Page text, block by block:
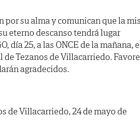
por su alma y comunican que la
eterno descanso tendrá lugar
día 25, a las ONCE de la mañana,
de Tezanos de Villacarriedo.
agradecidos.
de Villacarriedo, 24 de mayo de